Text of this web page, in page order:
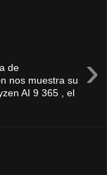
›
de
nos muestra su
AI 9 365 , el